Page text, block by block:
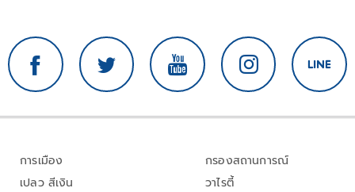
การเมือง
เปลว สีเงิน
กรองสถานการณ์
วาไรตี้